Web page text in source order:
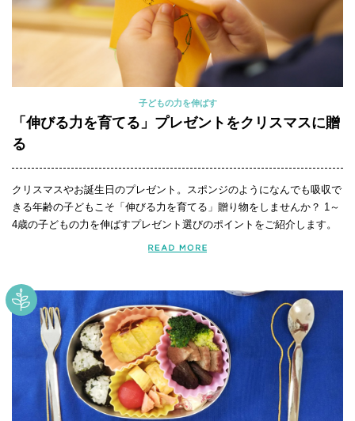
子どもの力を伸ばす
「伸びる力を育てる」プレゼントをクリスマスに贈
る
クリスマスやお誕生日のプレゼント。スポンジのようになんでも吸収で
きる年齢の子どもこそ「伸びる力を育てる」贈り物をしませんか？ 1～
4歳の子どもの力を伸ばすプレゼント選びのポイントをご紹介します。